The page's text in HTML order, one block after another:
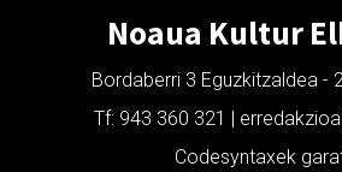
Noaua Kultur
Bordaberri 3 Eguzkitzaldea -
Tf: 943 360 321 |
Codesyntaxek